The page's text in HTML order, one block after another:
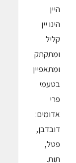
היין
הינו יין
קליל
ומתקתק
ומתאפיין
בטעמי
פרי
אדומים:
דובדבן,
פטל,
תות.